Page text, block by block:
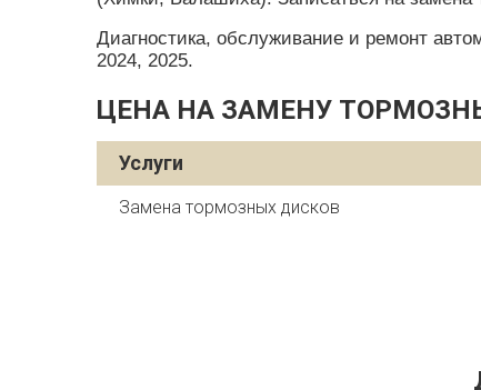
Диагностика, обслуживание и ремонт
2024, 2025.
ЦЕНА НА ЗАМЕНУ ТОРМОЗНЫХ
Услуги
Замена тормозных дисков